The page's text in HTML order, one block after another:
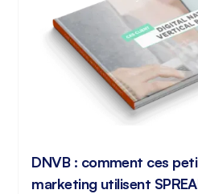
DNVB : comment ces
marketing utilisent